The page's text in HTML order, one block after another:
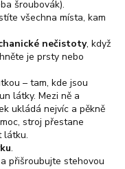
šroubovák).
všechna místa, kam
nečistoty, když
je prsty nebo
– tam, kde jsou
látky. Mezi ně a
ukládá nejvíc a pěkně
stroj přestane
látku.
.
a přišroubujte stehovou